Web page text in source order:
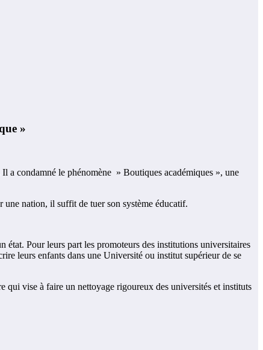
»
a condamné le phénomène » Boutiques académiques », une
une nation, il suffit de tuer son système éducatif.
état. Pour leurs part les promoteurs des institutions universitaires
leurs enfants dans une Université ou institut supérieur de se
qui vise à faire un nettoyage rigoureux des universités et instituts